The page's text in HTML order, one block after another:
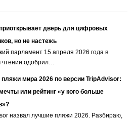
дверь для цифровых
но не настежь
парламент 15 апреля 2026 года в
чтении одобрил…
мира 2026 по версии TripAdvisor:
или рейтинг «у кого больше
назвал лучшие пляжи 2026. Разбираю,